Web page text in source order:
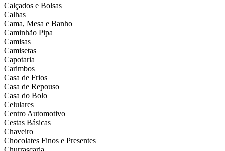
Calçados e Bolsas
Calhas
Cama, Mesa e Banho
Caminhão Pipa
Camisas
Camisetas
Capotaria
Carimbos
Casa de Frios
Casa de Repouso
Casa do Bolo
Celulares
Centro Automotivo
Cestas Básicas
Chaveiro
Chocolates Finos e Presentes